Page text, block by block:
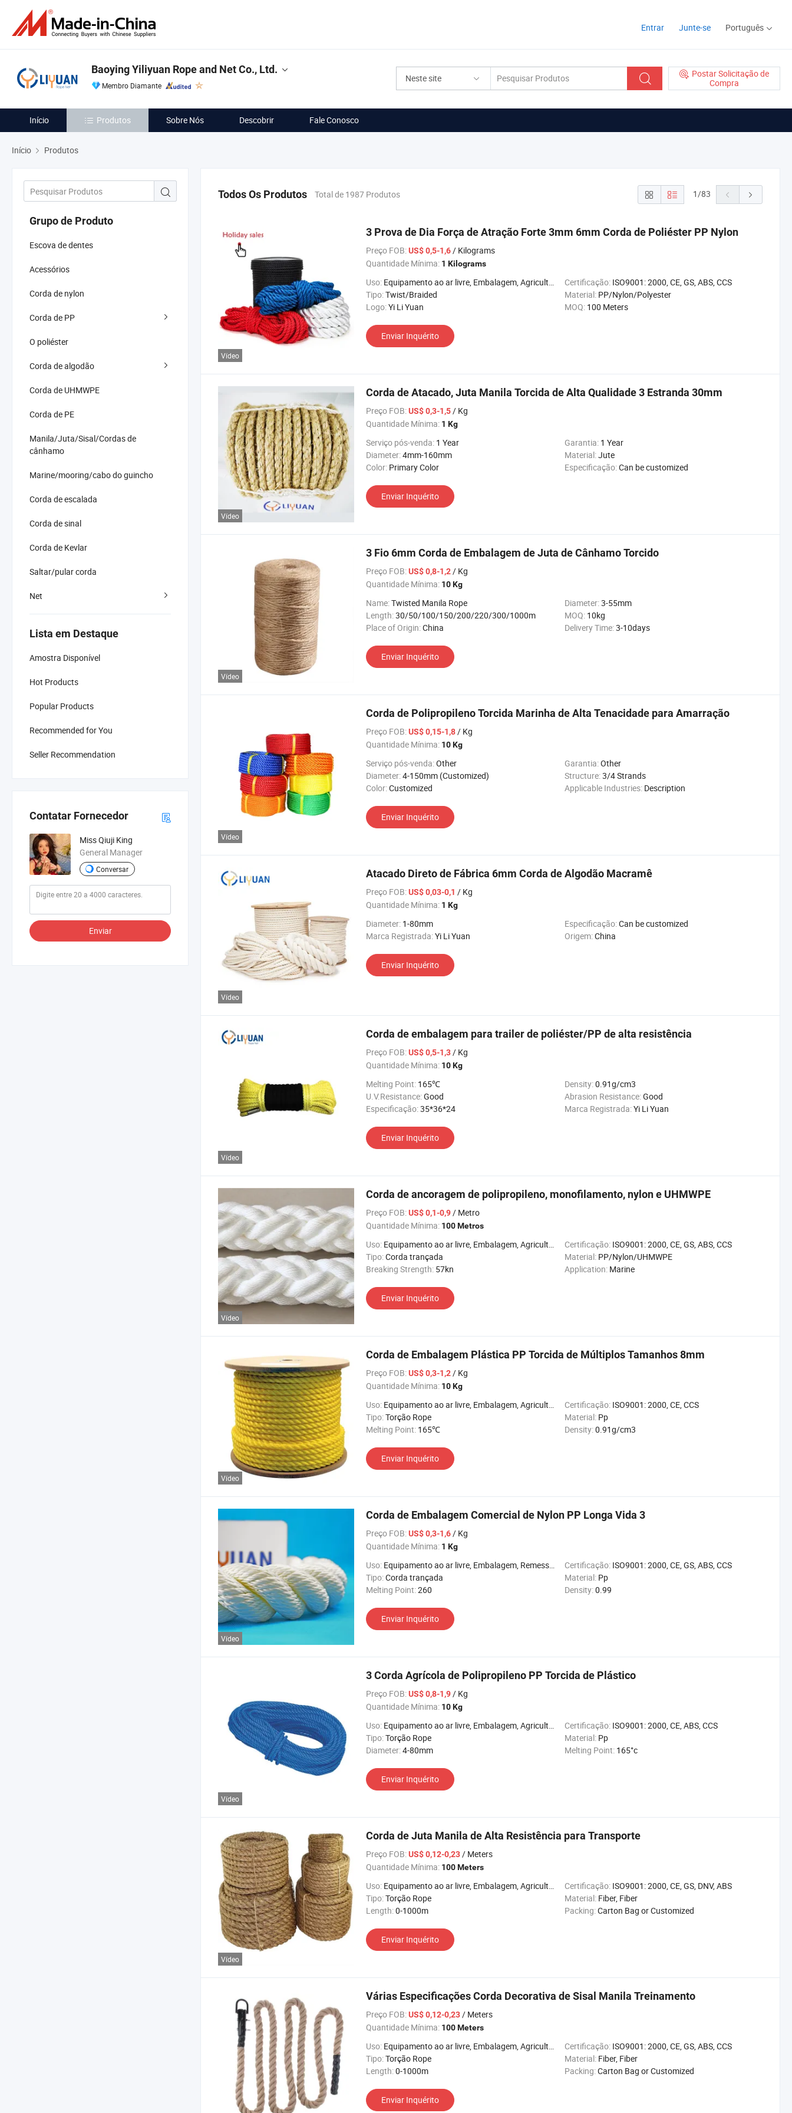
Entrar Junte-se Português
Neste site
Postar Solicitação de
Compra
Baoying Yiliyuan Rope and Net Co., Ltd.
Membro Diamante
Início Produtos Sobre Nós Descobrir Fale Conosco
Início Produtos
Grupo de Produto
Escova de dentes
Acessórios
Corda de nylon
Corda de PP
O poliéster
Corda de algodão
Corda de UHMWPE
Corda de PE
Manila/Juta/Sisal/Cordas de
cânhamo
Marine/mooring/cabo do guincho
Corda de escalada
Corda de sinal
Corda de Kevlar
Saltar/pular corda
Net
Lista em Destaque
Amostra Disponível
Hot Products
Popular Products
Recommended for You
Seller Recommendation
Contatar Fornecedor
Miss Qiuji King
General Manager
Conversar
Enviar
Todos Os Produtos Total de 1987 Produtos 1/83
Vídeo
3 Prova de Dia Força de Atração Forte 3mm 6mm Corda de Poliéster PP Nylon
Preço FOB:US$ 0,5-1,6/ Kilograms
Quantidade Mínima: 1 Kilograms
Uso: Equipamento ao ar livre, Embalagem, Agricultura, Remessa, Decoração Certificação: ISO9001: 2000, CE, GS, ABS, CCS
Tipo:Twist/Braided Material: PP/Nylon/Polyester
Logo:Yi Li Yuan MOQ: 100 Meters
Enviar Inquérito
Vídeo
Corda de Atacado, Juta Manila Torcida de Alta Qualidade 3 Estranda 30mm
Preço FOB:US$ 0,3-1,5/ Kg
Quantidade Mínima: 1 Kg
Serviço pós-venda: 1 Year Garantia: 1 Year
Diameter:4mm-160mm Material:Jute
Color: Primary Color Especificação:Can be customized
Enviar Inquérito
Vídeo
3 Fio 6mm Corda de Embalagem de Juta de Cânhamo Torcido
Preço FOB:US$ 0,8-1,2/ Kg
Quantidade Mínima: 10 Kg
Name:Twisted Manila Rope Diameter:3-55mm
Length:30/50/100/150/200/220/300/1000m MOQ: 10kg
Place of Origin:China Delivery Time:3-10days
Enviar Inquérito
Vídeo
Corda de Polipropileno Torcida Marinha de Alta Tenacidade para Amarração
Preço FOB:US$ 0,15-1,8/ Kg
Quantidade Mínima: 10 Kg
Serviço pós-venda:Other Garantia:Other
Diameter:4-150mm (Customized) Structure:3/4 Strands
Color:Customized Applicable Industries: Description
Enviar Inquérito
Vídeo
Atacado Direto de Fábrica 6mm Corda de Algodão Macramê
Preço FOB:US$ 0,03-0,1 / Kg
Quantidade Mínima: 1 Kg
Diameter: 1-80mm Especificação:Can be customized
Marca Registrada:Yi Li Yuan Origem:China
Enviar Inquérito
Vídeo
Corda de embalagem para trailer de poliéster/PP de alta resistência
Preço FOB:US$ 0,5-1,3/ Kg
Quantidade Mínima: 10 Kg
Melting Point: 165℃ Density:0.91g/cm3
U.V.Resistance:Good Abrasion Resistance:Good
Especificação:35*36*24 Marca Registrada:Yi Li Yuan
Enviar Inquérito
Vídeo
Corda de ancoragem de polipropileno, monofilamento, nylon e UHMWPE
Preço FOB:US$ 0,1-0,9/ Metro
Quantidade Mínima: 100 Metros
Uso: Equipamento ao ar livre, Embalagem, Agricultura, Remessa, Decoração Certificação: ISO9001: 2000, CE, GS, ABS, CCS
Tipo:Corda trançada Material: PP/Nylon/UHMWPE
Breaking Strength: 57kn Application: Marine
Enviar Inquérito
Vídeo
Corda de Embalagem Plástica PP Torcida de Múltiplos Tamanhos 8mm
Preço FOB:US$ 0,3-1,2/ Kg
Quantidade Mínima: 10 Kg
Uso: Equipamento ao ar livre, Embalagem, Agricultura, Remessa, Decoração Certificação: ISO9001: 2000, CE, CCS
Tipo:Torção Rope Material: Pp
Melting Point: 165℃ Density:0.91g/cm3
Enviar Inquérito
Vídeo
Corda de Embalagem Comercial de Nylon PP Longa Vida 3
Preço FOB:US$ 0,3-1,6/ Kg
Quantidade Mínima: 1 Kg
Uso: Equipamento ao ar livre, Embalagem, Remessa, Decoração, Vestuário Certificação: ISO9001: 2000, CE, GS, ABS, CCS
Tipo:Corda trançada Material: Pp
Melting Point:260 Density:0.99
Enviar Inquérito
Vídeo
3 Corda Agrícola de Polipropileno PP Torcida de Plástico
Preço FOB:US$ 0,8-1,9/ Kg
Quantidade Mínima: 10 Kg
Uso: Equipamento ao ar livre, Embalagem, Agricultura, Remessa, Decoração Certificação: ISO9001: 2000, CE, ABS, CCS
Tipo:Torção Rope Material: Pp
Diameter:4-80mm Melting Point: 165°c
Enviar Inquérito
Vídeo
Corda de Juta Manila de Alta Resistência para Transporte
Preço FOB:US$ 0,12-0,23/ Meters
Quantidade Mínima: 100 Meters
Uso: Equipamento ao ar livre, Embalagem, Agricultura, Remessa, Decoração, Packing Mooring Boat Rope and So on Certificação: ISO9001: 2000, CE, GS, DNV, ABS
Tipo:Torção Rope Material: Fiber, Fiber
Length:0-1000m Packing:Carton Bag or Customized
Enviar Inquérito
Várias Especificações Corda Decorativa de Sisal Manila Treinamento
Preço FOB:US$ 0,12-0,23/ Meters
Quantidade Mínima: 100 Meters
Uso: Equipamento ao ar livre, Embalagem, Agricultura, Remessa, Decoração Certificação: ISO9001: 2000, CE, GS, ABS, CCS
Tipo:Torção Rope Material: Fiber, Fiber
Length:0-1000m Packing:Carton Bag or Customized
Enviar Inquérito